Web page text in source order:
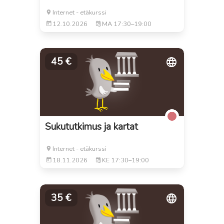
Internet - etäkurssi
12.10.2026
MA 17:30–19:00
45 €
Sukututkimus ja kartat
Internet - etäkurssi
18.11.2026
KE 17:30–19:00
35 €